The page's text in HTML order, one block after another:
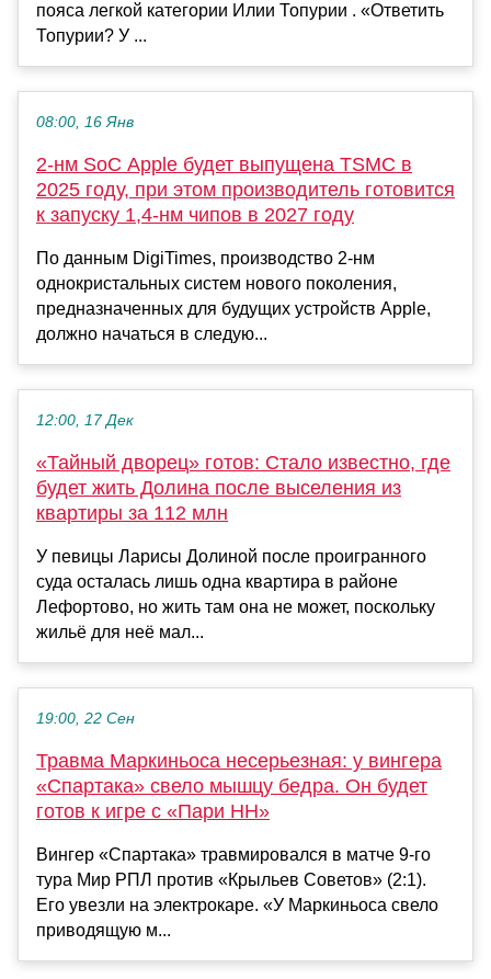
пояса легкой категории Илии Топурии . «Ответить
Топурии? У ...
08:00, 16 Янв
2-нм SoC Apple будет выпущена TSMC в
2025 году, при этом производитель готовится
к запуску 1,4-нм чипов в 2027 году
По данным DigiTimes, производство 2-нм
однокристальных систем нового поколения,
предназначенных для будущих устройств Apple,
должно начаться в следую...
12:00, 17 Дек
«Тайный дворец» готов: Стало известно, где
будет жить Долина после выселения из
квартиры за 112 млн
У певицы Ларисы Долиной после проигранного
суда осталась лишь одна квартира в районе
Лефортово, но жить там она не может, поскольку
жильё для неё мал...
19:00, 22 Сен
Травма Маркиньоса несерьезная: у вингера
«Спартака» свело мышцу бедра. Он будет
готов к игре с «Пари НН»
Вингер «Спартака» травмировался в матче 9-го
тура Мир РПЛ против «Крыльев Советов» (2:1).
Его увезли на электрокаре. «У Маркиньоса свело
приводящую м...